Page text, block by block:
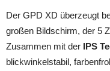
Der GPD XD überzeugt
großen Bildschirm, der 5
Zusammen mit der IPS
blickwinkelstabil,